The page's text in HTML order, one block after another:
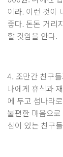
이라. 이런 것이
좋다. 돈돈 거리
할 것임을 안다.
4. 조만간 친구
나에게 휴식과
에 두고 섬나라
불편한 마음으
심이 있는 친구